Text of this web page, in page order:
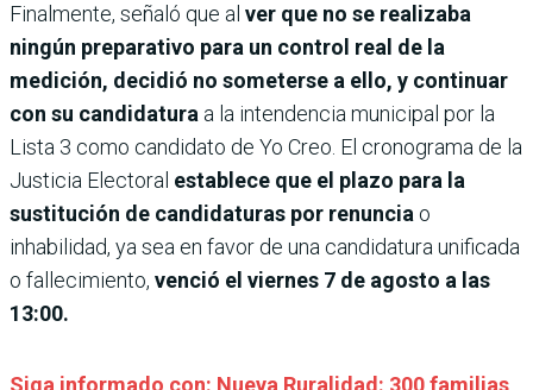
Finalmente, señaló que al ver que no se realizaba
ningún preparativo para un control real de la
medición, decidió no someterse a ello, y continuar
con su candidatura a la intendencia municipal por la
Lista 3 como candidato de Yo Creo. El cronograma de la
Justicia Electoral establece que el plazo para la
sustitución de candidaturas por renuncia o
inhabilidad, ya sea en favor de una candidatura unificada
o fallecimiento, venció el viernes 7 de agosto a las
13:00.